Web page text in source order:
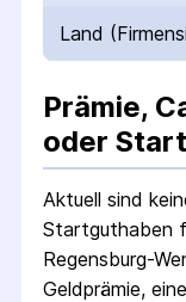
Land
Prämie,
oder
Aktuell sind
Startguthaben
Regensburg-
Geldprämie,